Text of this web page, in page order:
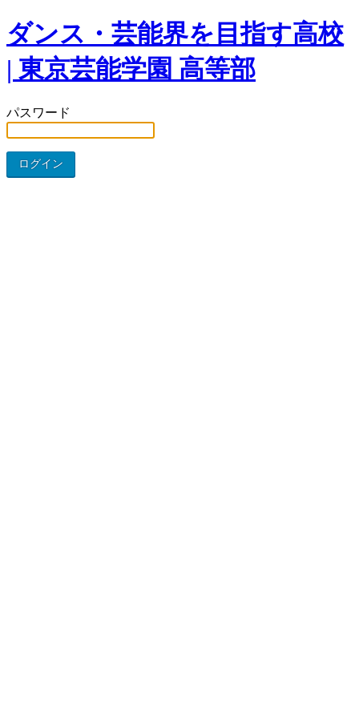
ダンス・芸能界を目指す高校
| 東京芸能学園 高等部
パスワード